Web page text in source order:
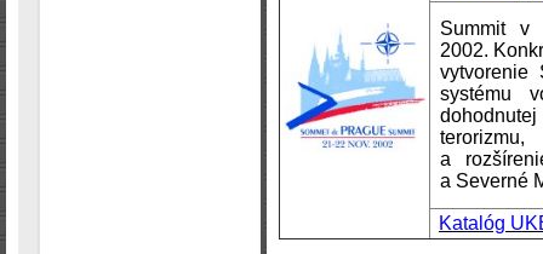
Summit v
2002.
vytvorenie
systému
a
a Severné
Katalóg